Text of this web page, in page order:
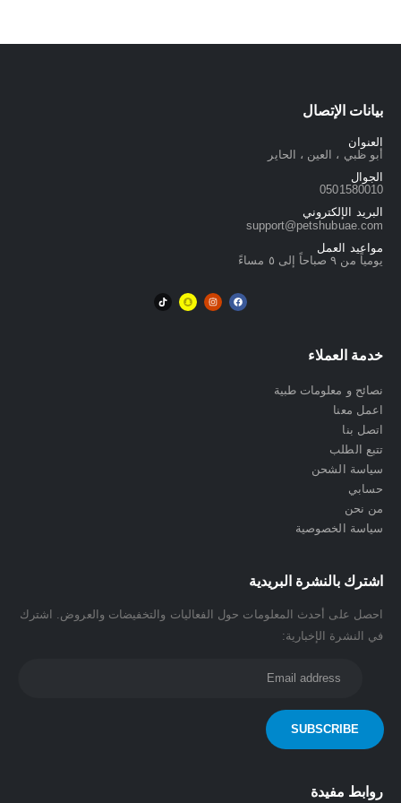
بيانات الإتصال
العنوان
أبو ظبي ، العين ، الحاير
الجوال
0501580010
البريد الإلكتروني
support@petshubuae.com
مواعيد العمل
يومياً من ٩ صباحاً إلى ٥ مساءً
خدمة العملاء
نصائح و معلومات طبية
اعمل معنا
اتصل بنا
تتبع الطلب
سياسة الشحن
حسابي
من نحن
سياسة الخصوصية
اشترك بالنشرة البريدية
احصل على أحدث المعلومات حول الفعاليات والتخفيضات والعروض. اشترك
في النشرة الإخبارية:
روابط مفيدة